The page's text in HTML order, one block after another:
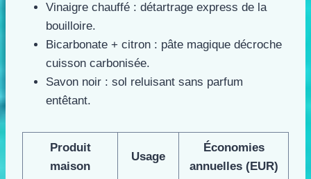
Vinaigre chauffé : détartrage express de la
bouilloire.
Bicarbonate + citron : pâte magique décroche
cuisson carbonisée.
Savon noir : sol reluisant sans parfum
entêtant.
Produit
maison
Usage
Économies
annuelles (EUR)